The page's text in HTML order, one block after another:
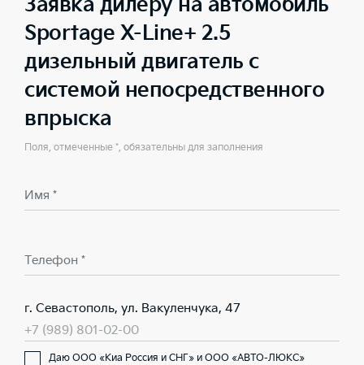
Заявка дилеру на автомобиль
Sportage X-Line+ 2.5
дизельный двигатель с
системой непосредственного
впрыска
Поля, отмеченные *, обязательны для заполнения
Имя *
Телефон *
г. Севастополь, ул. Вакуленчука, 47
+7 (989) 801-02-00
Даю ООО «Киа Россия и СНГ» и ООО «АВТО-ЛЮКС»